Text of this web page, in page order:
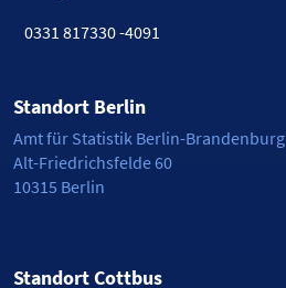
0331 817330 -4091
Standort Berlin
Amt für Statistik Berlin-Brandenburg
Alt-Friedrichsfelde 60
10315 Berlin
Standort Cottbus